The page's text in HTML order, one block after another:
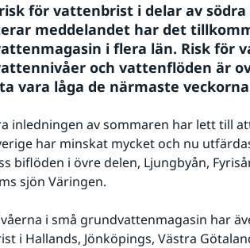
för vattenbrist i delar av södra
meddelandet har det
i flera län. Risk för
och vattenflöden är
vara låga de närmaste
inledningen av sommaren har lett till
har minskat mycket och nu
biflöden i övre delen, Ljungbyån,
sjön Väringen.
i små grundvattenmagasin har
i Hallands, Jönköpings, Västra